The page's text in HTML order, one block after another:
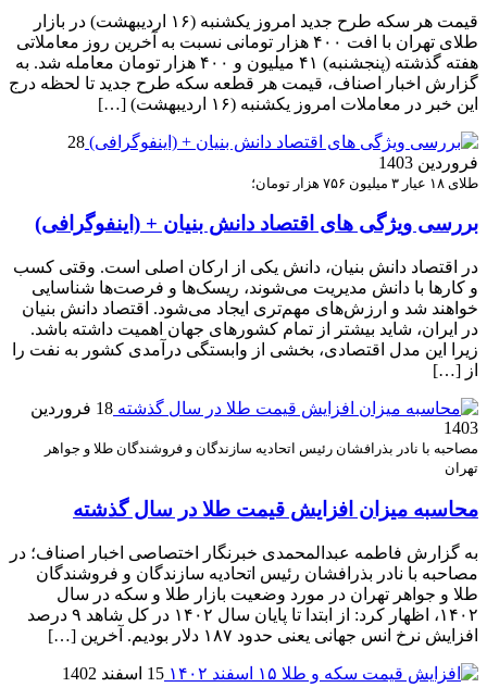
قیمت هر سکه طرح جدید امروز یکشنبه (۱۶ اردیبهشت) در بازار
طلای تهران با افت ۴۰۰ هزار تومانی نسبت به آخرین روز معاملاتی
هفته گذشته (پنجشنبه) ۴۱ میلیون و ۴۰۰ هزار تومان معامله شد. به
گزارش اخبار اصناف، قیمت هر قطعه سکه طرح جدید تا لحظه درج
این خبر در معاملات امروز یکشنبه (۱۶ اردیبهشت) […]
28
فروردین 1403
طلای ۱۸ عیار ۳ میلیون ۷۵۶ هزار تومان؛
بررسی ویژگی های اقتصاد دانش بنیان + (اینفوگرافی)
در اقتصاد دانش بنیان، دانش یکی از ارکان اصلی است. وقتی کسب
و کارها با دانش مدیریت می‌شوند، ریسک‌ها و فرصت‌ها شناسایی
خواهند شد و ارزش‌های مهم‌تری ایجاد می‌شود. اقتصاد دانش بنیان
در ایران، شاید بیشتر از تمام کشورهای جهان اهمیت داشته باشد.
زیرا این مدل اقتصادی، بخشی از وابستگی درآمدی کشور به نفت را
از […]
18 فروردین
1403
مصاحبه با نادر بذرافشان رئیس اتحادیه سازندگان و فروشندگان طلا و جواهر
تهران
محاسبه میزان افزایش قیمت طلا در سال گذشته
به گزارش فاطمه عبدالمحمدی خبرنگار اختصاصی اخبار اصناف؛ در
مصاحبه با نادر بذرافشان رئیس اتحادیه سازندگان و فروشندگان
طلا و جواهر تهران در مورد وضعیت بازار طلا و سکه در سال
۱۴۰۲، اظهار کرد: از ابتدا تا پایان سال ۱۴۰۲ در کل شاهد ۹ درصد
افزایش نرخ انس جهانی یعنی حدود ۱۸۷ دلار بودیم. آخرین […]
15 اسفند 1402